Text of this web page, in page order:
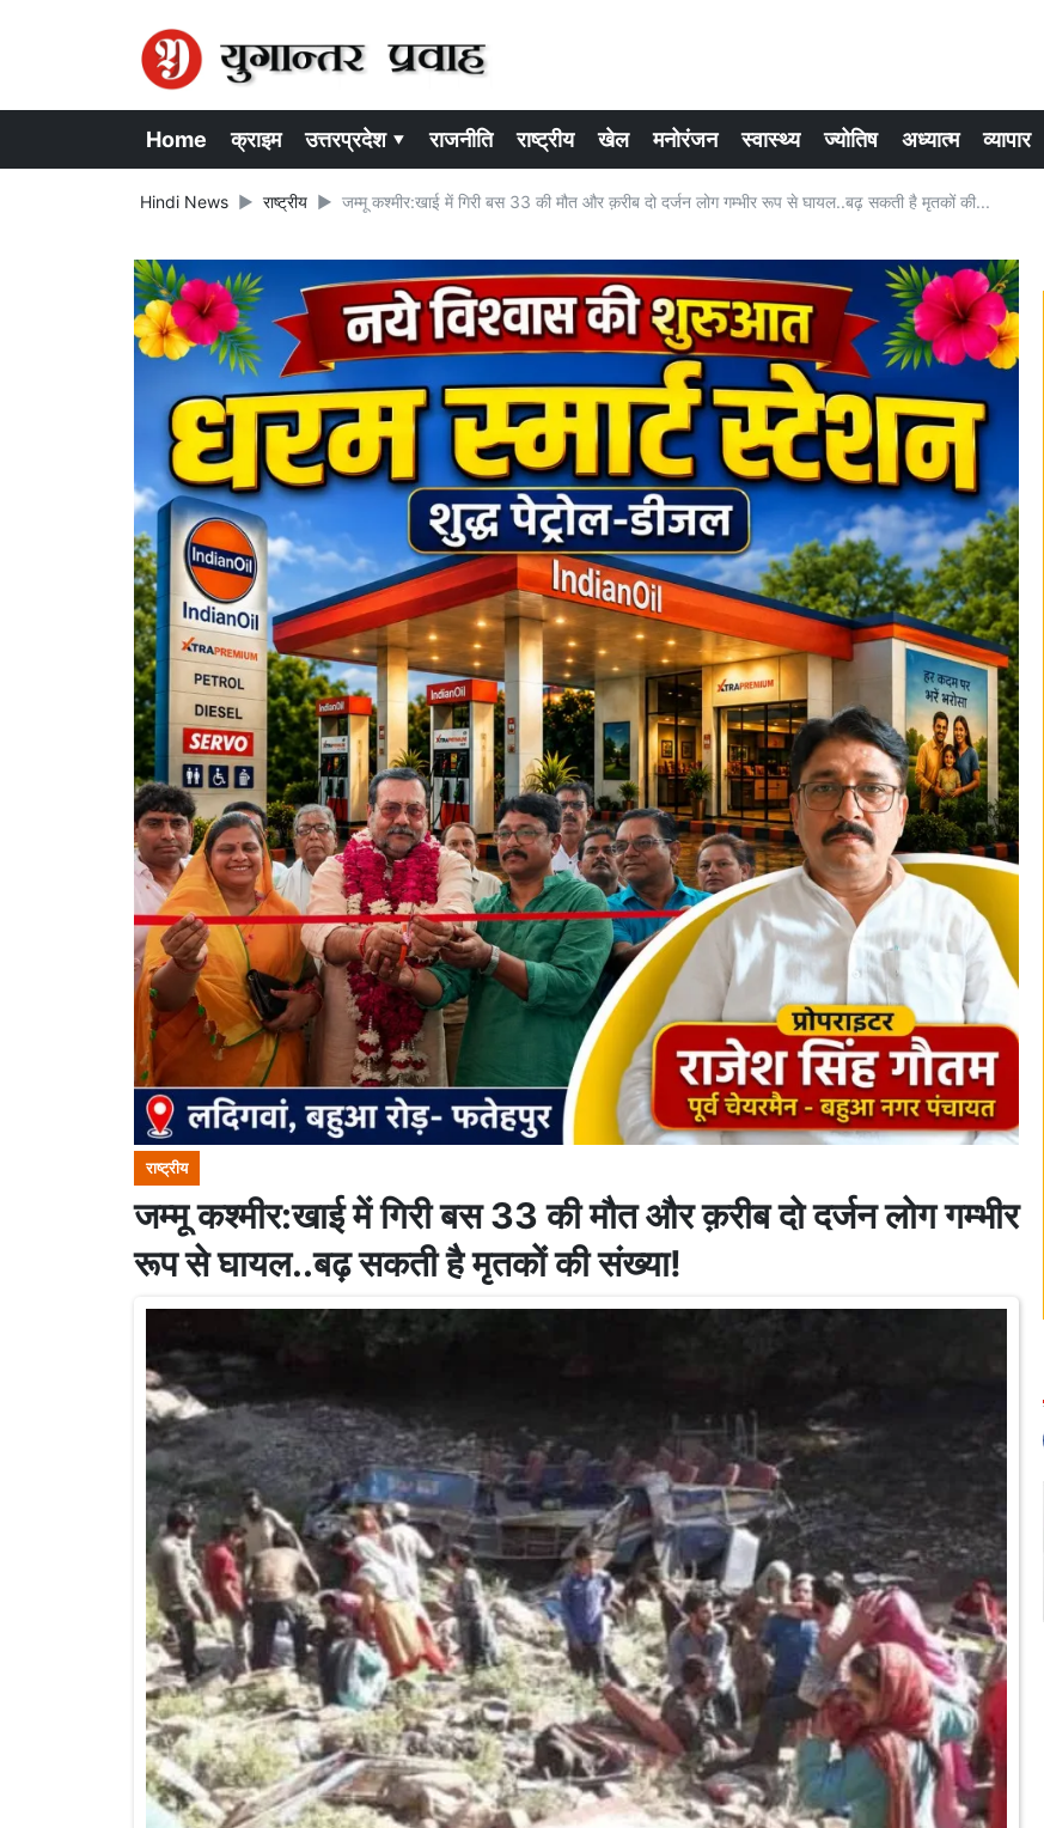
Home क्राइम उत्तरप्रदेश ▾ राजनीति राष्ट्रीय खेल मनोरंजन स्वास्थ्य ज्योतिष अध्यात्म व्यापार
Hindi News राष्ट्रीय जम्मू कश्मीर:खाई में गिरी बस 33 की मौत और क़रीब दो दर्जन लोग गम्भीर रूप से घायल..बढ़ सकती है मृतकों की...
राष्ट्रीय
जम्मू कश्मीर:खाई में गिरी बस 33 की मौत और क़रीब दो दर्जन लोग गम्भीर
रूप से घायल..बढ़ सकती है मृतकों की संख्या!